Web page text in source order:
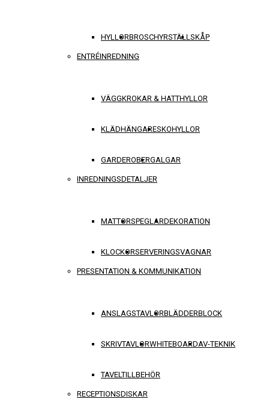
HYLLORBROSCHYRSTÄLLSKÅP
ENTRÉINREDNING
VÄGGKROKAR & HATTHYLLOR
KLÄDHÄNGARESKOHYLLOR
GARDEROBERGALGAR
INREDNINGSDETALJER
MATTORSPEGLARDEKORATION
KLOCKORSERVERINGSVAGNAR
PRESENTATION & KOMMUNIKATION
ANSLAGSTAVLORBLÄDDERBLOCK
SKRIVTAVLORWHITEBOARDAV-TEKNIK
TAVELTILLBEHÖR
RECEPTIONSDISKAR